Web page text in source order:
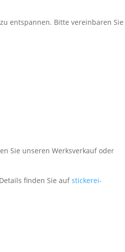
entspannen. Bitte vereinbaren Sie
Sie unseren Werksverkauf oder
finden Sie aufstickerei-